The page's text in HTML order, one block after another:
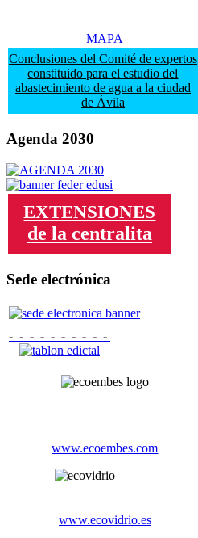
MAPA
Conclusiones del Comité de expertos
constituido para el estudio del
abastecimiento de agua a la ciudad
de Ávila
Agenda 2030
EXTENSIONES
de la centralita
Sede electrónica
- - - - - - - - - -
www.ecoembes.com
www.ecovidrio.es